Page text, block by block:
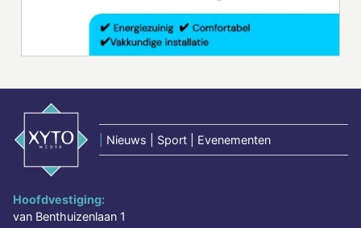
Nieuws | Sport | Evenementen
Hoofdvestiging:
van Benthuizenlaan 1